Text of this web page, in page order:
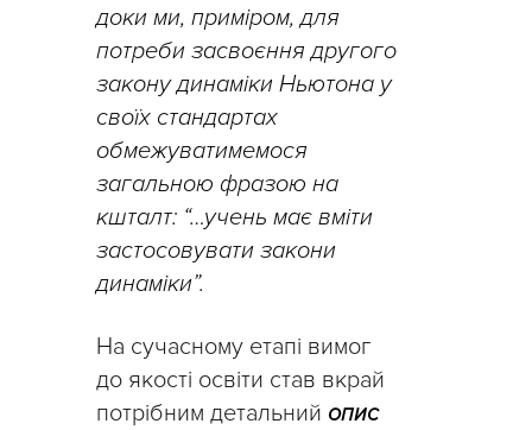
доки ми, приміром, для
потреби засвоєння другого
закону динаміки Ньютона у
своїх стандартах
обмежуватимемося
загальною фразою на
кшталт: “…учень має вміти
застосовувати закони
динаміки”.
На сучасному етапі вимог
до якості освіти став вкрай
потрібним детальний опис